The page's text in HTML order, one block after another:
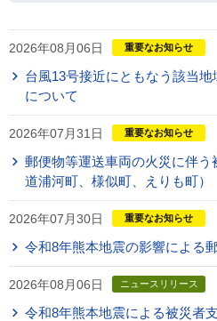
2026年08月06日 重要なお知らせ
台風13号接近にともなう該当
について
2026年07月31日 重要なお知らせ
郵便物等運送車両の火災に伴
道浦河町、様似町、えりも町）
2026年07月30日 重要なお知らせ
令和8年熊本地震の影響による
2026年08月06日 ニュースリリース
令和8年熊本地震による被災者